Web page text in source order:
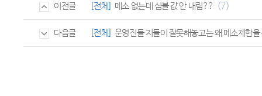
이전글 [전체] 메소 없는데 심볼 값 안 내림?? (7)
다음글 [전체] 운영진들 지들이 잘못해놓고는 왜 메소제한